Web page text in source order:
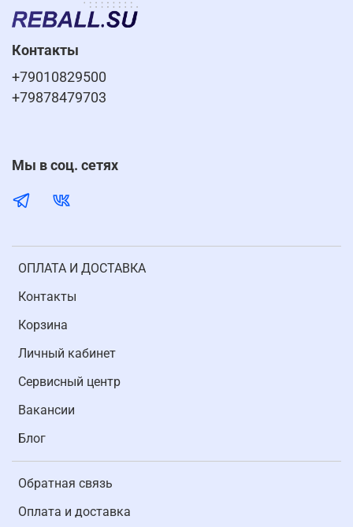
ОПЛАТА И ДОСТАВКА
Контакты
Корзина
Личный кабинет
Cервисный центр
Вакансии
Блог
Обратная связь
Оплата и доставка
Контакты
+79010829500
+79878479703
Мы в соц. сетях